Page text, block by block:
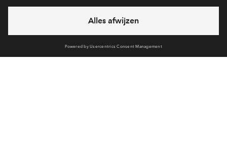
vandaag van 09:00 - 18:00 uur